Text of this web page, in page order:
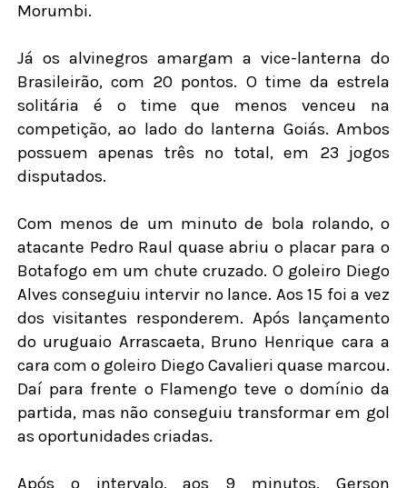
Morumbi.
Já os alvinegros amargam a vice-lanterna do
Brasileirão, com 20 pontos. O time da estrela
solitária é o time que menos venceu na
competição, ao lado do lanterna Goiás. Ambos
possuem apenas três no total, em 23 jogos
disputados.
Com menos de um minuto de bola rolando, o
atacante Pedro Raul quase abriu o placar para o
Botafogo em um chute cruzado. O goleiro Diego
Alves conseguiu intervir no lance. Aos 15 foi a vez
dos visitantes responderem. Após lançamento
do uruguaio Arrascaeta, Bruno Henrique cara a
cara com o goleiro Diego Cavalieri quase marcou.
Daí para frente o Flamengo teve o domínio da
partida, mas não conseguiu transformar em gol
as oportunidades criadas.
Após o intervalo, aos 9 minutos, Gerson